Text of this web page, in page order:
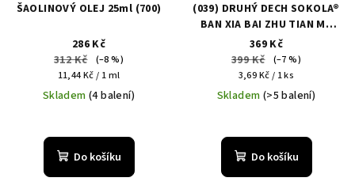
oŠAOLINOVÝ OLEJ 25ml (700)
286 Kč
312 Kč
(–8 %)
Měrná
cena:
11,44 Kč / 1 ml
Skladem(4 balení)
hodnocení
produktu
Do košíku
(039) DRUHÝ DECH SOKOLA®
BAN XIA BAI ZHU TIAN MA
WAN - WBF
369 Kč
399 Kč
(–7 %)
Měrná
cena:
3,69 Kč / 1 ks
Skladem (>5 balení)
Do košíku